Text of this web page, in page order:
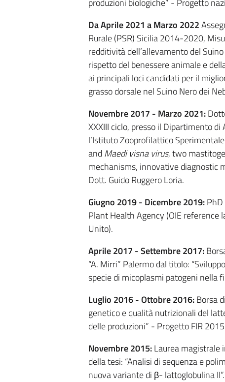
produzioni biologiche” - Progetto
Da Aprile 2021 a Marzo 2022
Rurale (PSR) Sicilia 2014-2020,
redditività dell’allevamento del
rispetto del benessere animale e
ai principali loci candidati per il
grasso dorsale nel Suino Nero dei
Novembre 2017 - Marzo 2021:
XXXIII ciclo, presso il Dipartimento
l’Istituto Zooprofilattico
and Maedi visna virus, two
mechanisms, innovative diagnostic
Dott. Guido Ruggero Loria.
Giugno 2019 - Dicembre 2019:
Plant Health Agency (OIE reference
Unito).
Aprile 2017 - Settembre 2017:
“A. Mirri” Palermo dal titolo:
specie di micoplasmi patogeni nella
Luglio 2016 - Ottobre 2016:Borsa
genetico e qualità nutrizionali del
delle produzioni” - Progetto FIR
Novembre 2015:Laurea magistrale
della tesi: “Analisi di sequenza e
nuova variante di β- lattoglobulina II”.